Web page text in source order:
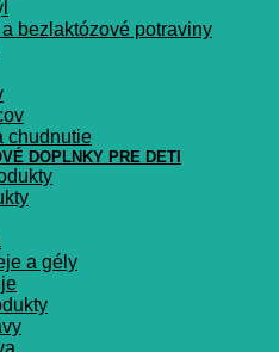
bezlaktózové potraviny
chudnutie
DOPLNKY PRE DETI
a gély